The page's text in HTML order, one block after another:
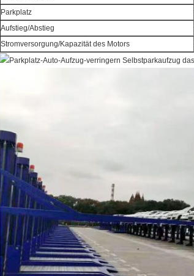
Parkplatz
Aufstieg/Abstieg
Stromversorgung/Kapazität des Motors